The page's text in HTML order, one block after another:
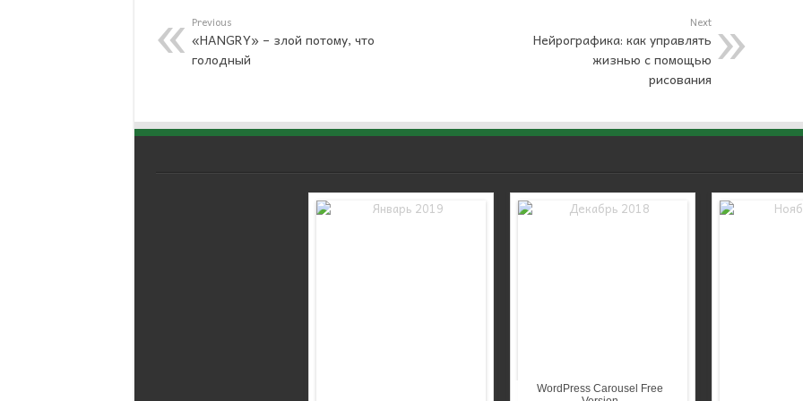
Previous
«HANGRY» – злой потому, что
голодный
Next
Нейрографика: как управлять
жизнью с помощью
рисования
WordPress Carousel Free